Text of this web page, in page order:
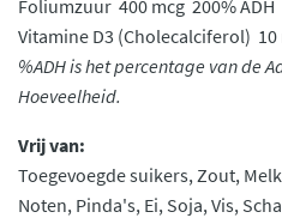
Foliumzuur 400 mcg 200% ADH
Vitamine D3 (Cholecalciferol) 10
%ADH is het percentage van de
Hoeveelheid.
Vrij van:
Toegevoegde suikers, Zout,
Noten, Pinda's, Ei, Soja, Vis,